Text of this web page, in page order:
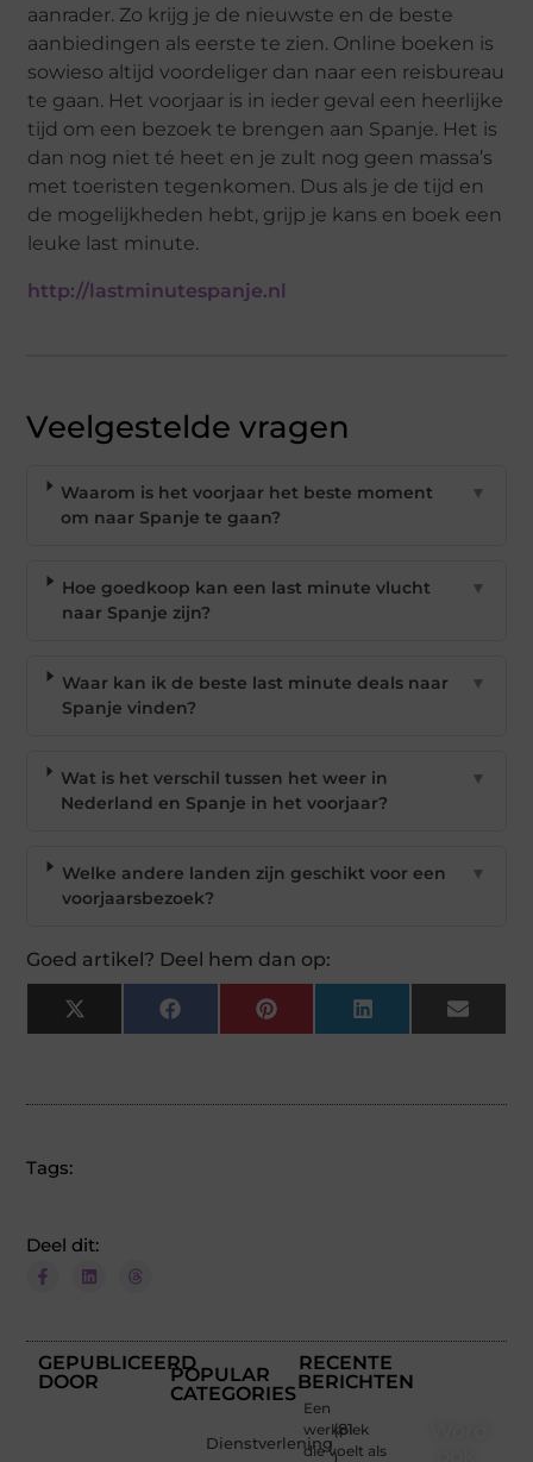
aanrader. Zo krijg je de nieuwste en de beste
aanbiedingen als eerste te zien. Online boeken is
sowieso altijd voordeliger dan naar een reisbureau
te gaan. Het voorjaar is in ieder geval een heerlijke
tijd om een bezoek te brengen aan Spanje. Het is
dan nog niet té heet en je zult nog geen massa’s
met toeristen tegenkomen. Dus als je de tijd en
de mogelijkheden hebt, grijp je kans en boek een
leuke last minute.
http://lastminutespanje.nl
Veelgestelde vragen
Waarom is het voorjaar het beste moment
om naar Spanje te gaan?
▼
Hoe goedkoop kan een last minute vlucht
naar Spanje zijn?
▼
Waar kan ik de beste last minute deals naar
Spanje vinden?
▼
Wat is het verschil tussen het weer in
Nederland en Spanje in het voorjaar?
▼
Welke andere landen zijn geschikt voor een
voorjaarsbezoek?
▼
Goed artikel? Deel hem dan op:
X
(Twitter)
Facebook Pinterest LinkedIn Email
Tags:
Deel dit:
GEPUBLICEERD
DOOR
POPULAR
CATEGORIES
Dienstverlening
(81
)
RECENTE
BERICHTEN
Een
werkplek
die voelt als